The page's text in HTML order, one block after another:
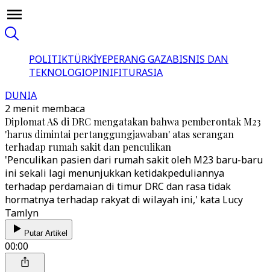
POLITIKTÜRKİYEPERANG GAZABISNIS DAN
TEKNOLOGIOPINIFITURASIA
DUNIA
2 menit membaca
Diplomat AS di DRC mengatakan bahwa pemberontak M23
'harus dimintai pertanggungjawaban' atas serangan
terhadap rumah sakit dan penculikan
'Penculikan pasien dari rumah sakit oleh M23 baru-baru
ini sekali lagi menunjukkan ketidakpeduliannya
terhadap perdamaian di timur DRC dan rasa tidak
hormatnya terhadap rakyat di wilayah ini,' kata Lucy
Tamlyn
Putar Artikel
00:00